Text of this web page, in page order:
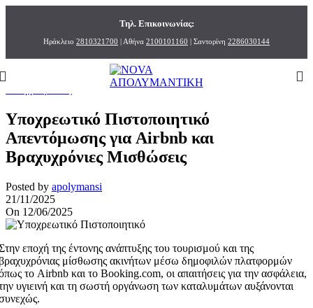
Τηλ. Επικοινωνίας:
Ηράκλειο 2810321700 | Αθήνα 2100101160 | Σαντορίνη 2286030144
Blog
Επαγγελματίες»
Υποχρεωτικό Πιστοποιητικό
Απεντόμωσης για Airbnb και
Βραχυχρόνιες Μισθώσεις
Posted by apolymansi
21/11/2025
On 12/06/2025
εποχή της έντονης ανάπτυξης του τουρισμού και της
μίσθωσης ακινήτων μέσω δημοφιλών πλατφορμών
το Airbnb και το Booking.com, οι απαιτήσεις για την ασφάλεια,
υγιεινή και τη σωστή οργάνωση των καταλυμάτων αυξάνονται